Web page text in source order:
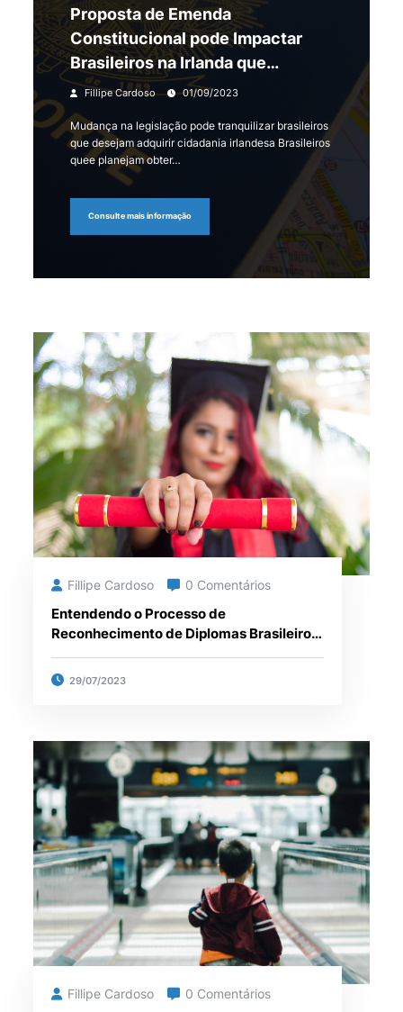
Proposta de Emenda
Constitucional pode Impactar
Brasileiros na Irlanda que
Buscam Cidadania
Fillipe Cardoso 01/09/2023
Mudança na legislação pode tranquilizar brasileiros
que desejam adquirir cidadania irlandesa Brasileiros
quee planejam obter…
Consulte mais informação
Fillipe Cardoso 0 Comentários
Entendendo o Processo de
Reconhecimento de Diplomas Brasileiros
29/07/2023
Fillipe Cardoso 0 Comentários